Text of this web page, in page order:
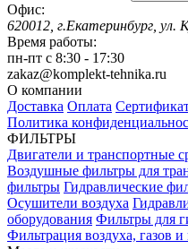
Офис:
620012, г.Екатеринбург, ул.
Время работы:
пн-пт с 8:30 - 17:30
zakaz@komplekt-tehnika.ru
О компании
Доставка Оплата
Политика
ФИЛЬТРЫ
Двигатели и транспортные
Воздушные фильтры для
фильтры Гидравлические
Осушители воздуха
оборудования Фильтры для
Фильтрация воздуха, газов и